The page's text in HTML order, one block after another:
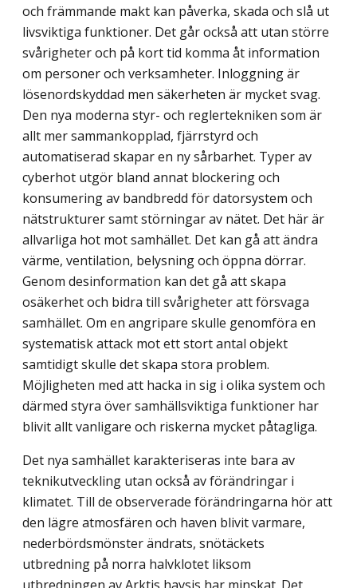
och främmande makt kan påverka, skada och slå ut
livsviktiga funktioner. Det går också att utan större
svårigheter och på kort tid komma åt information
om personer och verksamheter. Inloggning är
lösenordskyddad men säkerheten är mycket svag.
Den nya moderna styr- och reglertekniken som är
allt mer sammankopplad, fjärrstyrd och
automatiserad skapar en ny sårbarhet. Typer av
cyberhot utgör bland annat blockering och
konsumering av bandbredd för datorsystem och
nätstrukturer samt störningar av nätet. Det här är
allvarliga hot mot samhället. Det kan gå att ändra
värme, ventilation, belysning och öppna dörrar.
Genom desinformation kan det gå att skapa
osäkerhet och bidra till svårigheter att försvaga
samhället. Om en angripare skulle genomföra en
systematisk attack mot ett stort antal objekt
samtidigt skulle det skapa stora problem.
Möjligheten med att hacka in sig i olika system och
därmed styra över samhällsviktiga funktioner har
blivit allt vanligare och riskerna mycket påtagliga.
Det nya samhället karakteriseras inte bara av
teknikutveckling utan också av förändringar i
klimatet. Till de observerade förändringarna hör att
den lägre atmosfären och haven blivit varmare,
nederbördsmönster ändrats, snötäckets
utbredning på norra halvklotet liksom